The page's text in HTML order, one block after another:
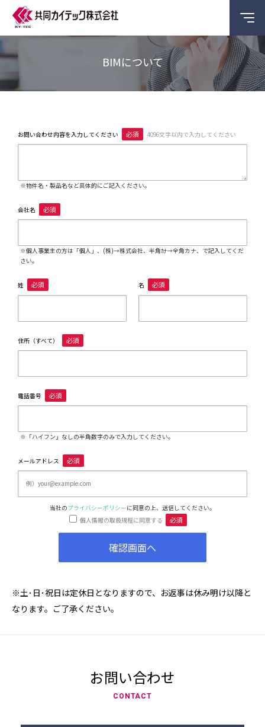
BIMについて
お問い合わせ内容を入力してください 必須 4096文字以内で入力してください
※物件名・製品名など具体的にご記入ください。
会社名 必須
※個人事業主の方は「個人」、(株)→株式会社、半角ｶﾅ→全角カナ、で記入してくだ
さい。
姓 必須 名 必須
住所（すべて） 必須
電話番号 必須
※「ハイフン」なしの半角数字のみで入力してください。
メールアドレス 必須
当社のプライバシーポリシーに同意の上、送信してください。
個人情報の取扱規程に同意する
必須
※土･日･祝日は定休日となりますので、お返事は休み明け以降と
なります。ご了承ください。
お問い合わせ
CONTACT